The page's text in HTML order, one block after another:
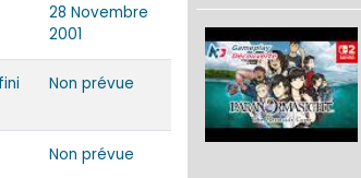
28 Novembre
2001
Non prévue
Non prévue